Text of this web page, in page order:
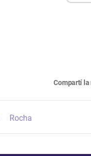
Compartí la
Rocha